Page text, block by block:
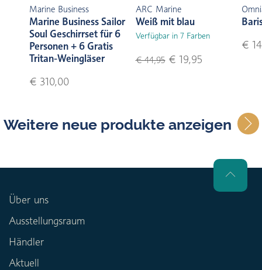
Marine Business
Marine Business Sailor
Soul Geschirrset für 6
Personen + 6 Gratis
Tritan-Weingläser
€ 310,00
ARC Marine
Weiß mit blau
Verfügbar in 7 Farben
€ 44,95€ 19,95
€
Weitere neue produkte anzeigen
Über uns
Ausstellungsraum
Händler
Aktuell